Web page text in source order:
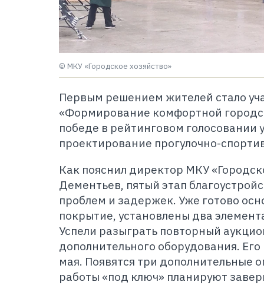
© МКУ «Городское хозяйство»
Первым решением жителей стало
«Формирование комфортной
победе в рейтинговом голосовании
проектирование прогулочно-
Как пояснил директор МКУ
Дементьев, пятый этап
проблем и задержек. Уже готово
покрытие, установлены два
Успели разыграть повторный
дополнительного оборудования.
мая. Появятся три дополнительные
работы «под ключ» планируют